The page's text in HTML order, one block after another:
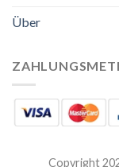
Über
Copyright